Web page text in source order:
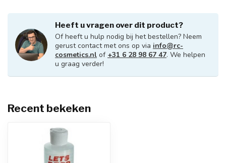
Heeft u vragen over dit product?
Of heeft u hulp nodig bij het bestellen? Neem
gerust contact met ons op via info@rc-
cosmetics.nl of +31 6 28 98 67 47. We helpen
u graag verder!
Recent bekeken